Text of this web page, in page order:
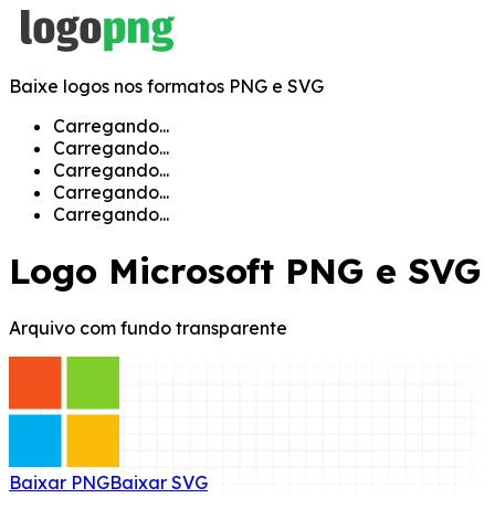
Baixe logos nos formatos PNG e SVG
Carregando...
Carregando...
Carregando...
Carregando...
Carregando...
Logo Microsoft PNG e SVG
Arquivo com fundo transparente
Baixar PNGBaixar SVG